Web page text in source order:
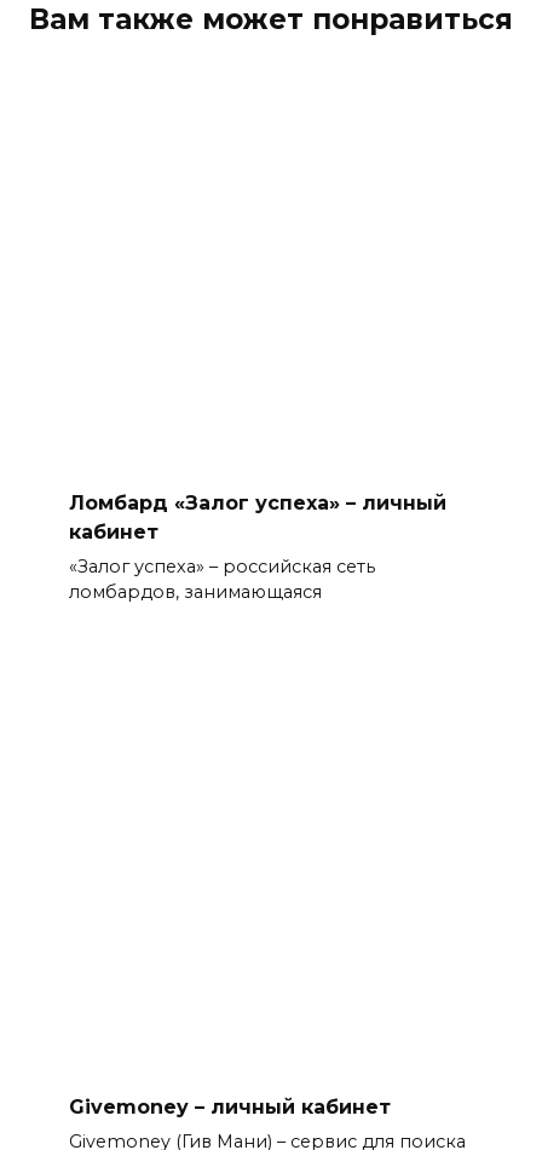
Вам также может понравиться
Ломбард «Залог успеха» – личный
кабинет
«Залог успеха» – российская сеть
ломбардов, занимающаяся
Givemoney – личный кабинет
Givemoney (Гив Мани) – сервис для поиска